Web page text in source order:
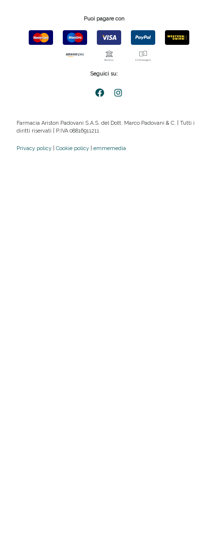
Puoi pagare con
Seguici su:
Farmacia Ariston Padovani S.A.S. del Dott. Marco Padovani & C. | Tutti i
diritti riservati | P.IVA 08816911211
Privacy policy| Cookie policy| emmemedia